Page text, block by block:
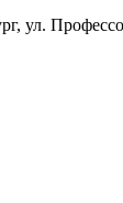
ул.